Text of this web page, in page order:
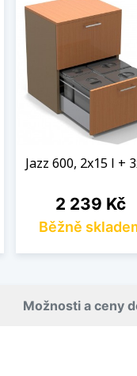
Jazz 600, 2x15 l +
Cena
2 239 Kč
Běžně
Možnosti a ceny